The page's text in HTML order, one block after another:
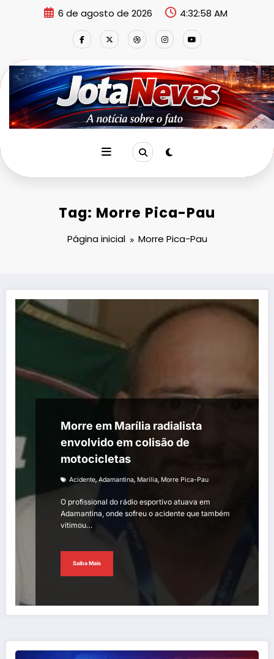
6 de agosto de 2026 4:32:59 AM
Tag: Morre Pica-Pau
Página inicial Morre Pica-Pau
Morre em Marília radialista
envolvido em colisão de
motocicletas
Acidente,Adamantina, Marilia, Morre Pica-Pau
O profissional do rádio esportivo atuava em
Adamantina, onde sofreu o acidente que também
vitimou…
Saiba Mais